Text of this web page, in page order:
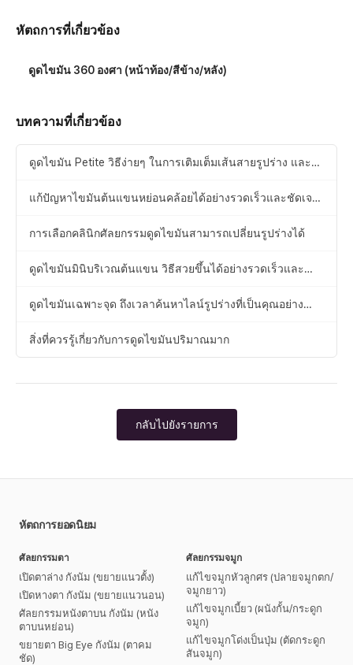
หัตถการที่เกี่ยวข้อง
ดูดไขมัน 360 องศา (หน้าท้อง/สีข้าง/หลัง)
บทความที่เกี่ยวข้อง
ดูดไขมัน Petite วิธีง่ายๆ ในการเติมเต็มเส้นสายรูปร่าง และ
แก้ปัญหาไขมันต้นแขนหย่อนคล้อยได้อย่างรวดเร็วและชัดเจน
การเลือกคลินิกศัลยกรรมดูดไขมันสามารถเปลี่ยนรูปร่างได้
ดูดไขมันมินิบริเวณต้นแขน วิธีสวยขึ้นได้อย่างรวดเร็วและ
ดูดไขมันเฉพาะจุด ถึงเวลาค้นหาไลน์รูปร่างที่เป็นคุณอย่าง
สิ่งที่ควรรู้เกี่ยวกับการดูดไขมันปริมาณมาก
กลับไปยังรายการ
หัตถการยอดนิยม
ศัลยกรรมตา
เปิดตาล่าง กังนัม (ขยายแนวตั้ง)
เปิดหางตา กังนัม (ขยายแนวนอน)
ศัลยกรรมหนังตาบน กังนัม (หนัง
ตาบนหย่อน)
ขยายตา Big Eye กังนัม (ตาคม
ชัด)
ศัลยกรรมจมูก
แก้ไขจมูกหัวลูกศร (ปลายจมูกตก/
จมูกยาว)
แก้ไขจมูกเบี้ยว (ผนังกั้น/กระดูก
จมูก)
แก้ไขจมูกโด่งเป็นปุ่ม (ตัดกระดูก
สันจมูก)